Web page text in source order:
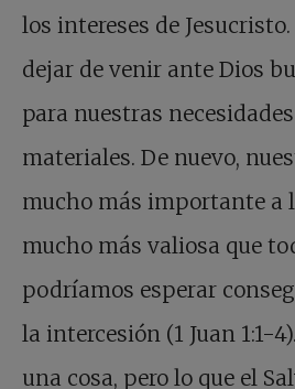
los intereses de
dejar de venir ante Dios
para nuestras
materiales. De nuevo,
mucho más importante a
mucho más valiosa que
podríamos esperar
la intercesión (1 Juan 1:1-
una cosa, pero lo que el